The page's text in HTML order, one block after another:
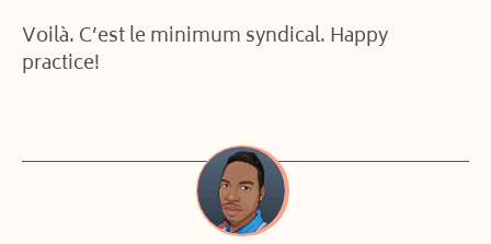
Voilà. C’est le minimum syndical. Happy
practice!